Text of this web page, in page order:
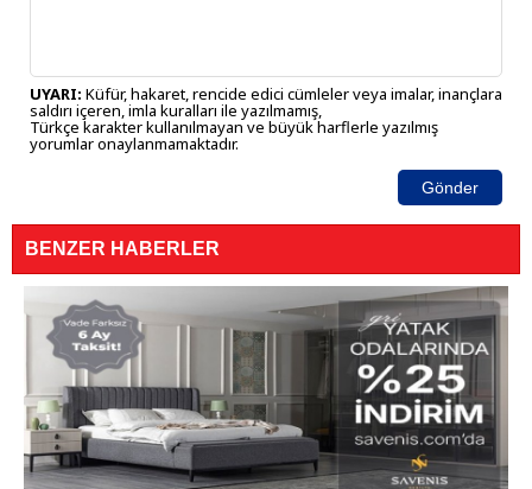
UYARI: Küfür, hakaret, rencide edici cümleler veya imalar, inançlara
saldırı içeren, imla kuralları ile yazılmamış,
Türkçe karakter kullanılmayan ve büyük harflerle yazılmış
yorumlar onaylanmamaktadır.
Gönder
BENZER HABERLER